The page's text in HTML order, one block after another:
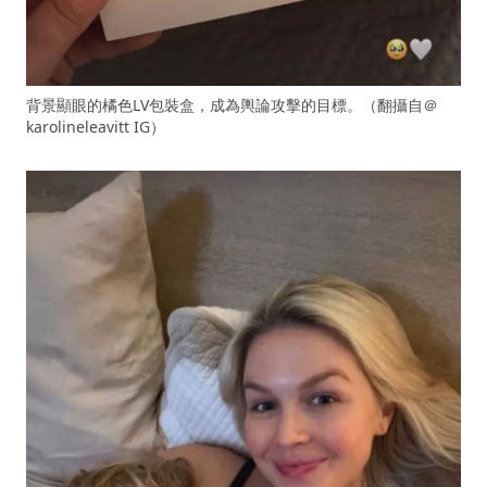
背景顯眼的橘色LV包裝盒，成為輿論攻擊的目標。（翻攝自＠
karolineleavitt IG）